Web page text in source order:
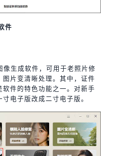
件
生成软件，可用于老照片修
片变清晰处理。其中，证件
件的特色功能之一。对新手
电子版改成二寸电子版。